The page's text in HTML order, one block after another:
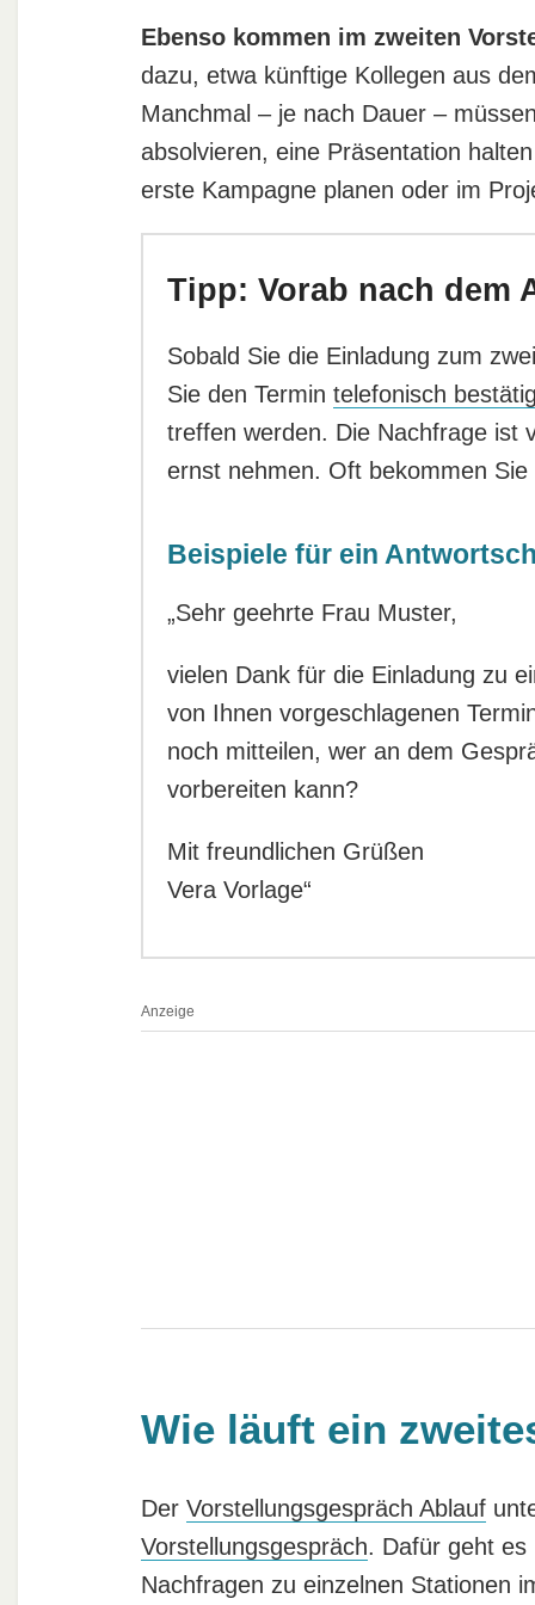
Ebenso kommen im zweiten
dazu, etwa künftige Kollegen aus
Manchmal – je nach Dauer –
absolvieren, eine Präsentation
erste Kampagne planen oder im
Tipp: Vorab nach dem
Sobald Sie die Einladung zum
Sie den Termintelefonisch
treffen werden. Die Nachfrage ist
ernst nehmen. Oft bekommen
Beispiele für ein
„Sehr geehrte Frau Muster,
vielen Dank für die Einladung zu
von Ihnen vorgeschlagenen
noch mitteilen, wer an dem
vorbereiten kann?
Mit freundlichen Grüßen
Vera Vorlage“
Anzeige
Wie läuft ein
Der Vorstellungsgespräch Ablauf
Vorstellungsgespräch. Dafür geht es
Nachfragen zu einzelnen Stationen